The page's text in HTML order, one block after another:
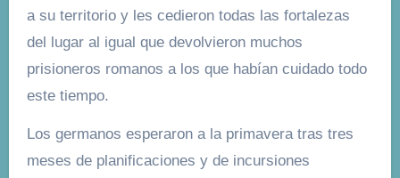
a su territorio y les cedieron todas las fortalezas
del lugar al igual que devolvieron muchos
prisioneros romanos a los que habían cuidado todo
este tiempo.
Los germanos esperaron a la primavera tras tres
meses de planificaciones y de incursiones